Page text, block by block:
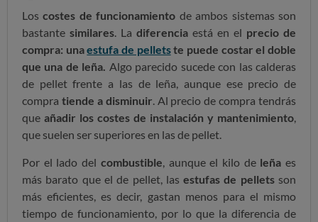
Loscostes de funcionamiento de ambos sistemas son
bastante similares . La diferencia está en el precio de
compra: unaestufa de pelletste puede costar el doble
que una de leña. Algo parecido sucede con las calderas
de pellet frente a las de leña, aunque ese precio de
compra tiende a disminuir . Al precio de compra tendrás
que añadir los costes de instalación y mantenimiento
que suelen ser superiores en las de pellet.
Por el lado del combustible , aunque el kilo de leña es
más barato que el de pellet, lasestufas de pellets son
más eficientes, es decir, gastan menos para el mismo
tiempo de funcionamiento, por lo que la diferencia de